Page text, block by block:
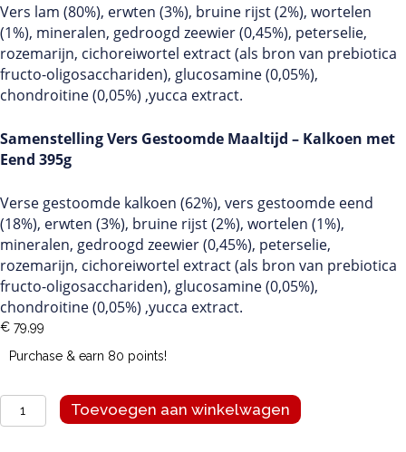
Vers lam (80%), erwten (3%), bruine rijst (2%), wortelen
(1%), mineralen, gedroogd zeewier (0,45%), peterselie,
rozemarijn, cichoreiwortel extract (als bron van prebiotica
fructo-oligosacchariden), glucosamine (0,05%),
chondroitine (0,05%) ,yucca extract.
Samenstelling Vers Gestoomde Maaltijd – Kalkoen met
Eend 395g
Verse gestoomde kalkoen (62%), vers gestoomde eend
(18%), erwten (3%), bruine rijst (2%), wortelen (1%),
mineralen, gedroogd zeewier (0,45%), peterselie,
rozemarijn, cichoreiwortel extract (als bron van prebiotica
fructo-oligosacchariden), glucosamine (0,05%),
chondroitine (0,05%) ,yucca extract.
€ 79,99
Purchase & earn 80 points!
variatiebox
Toevoegen aan winkelwagen